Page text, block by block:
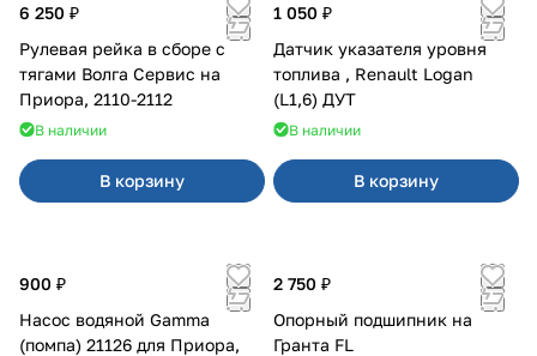
6 250 ₽
Рулевая рейка в сборе с
тягами Волга Сервис на
Приора, 2110-2112
В наличии
В корзину
1 050 ₽
Датчик указателя уровня
топлива , Renault Logan
(L1,6) ДУТ
В наличии
В корзину
900 ₽
Насос водяной Gamma
(помпа) 21126 для Приора,
2 750 ₽
Опорный подшипник на
Гранта FL